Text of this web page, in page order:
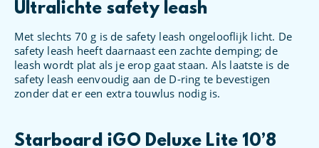
Ultralichte safety leash
Met slechts 70 g is de safety leash ongelooflijk licht. De
safety leash heeft daarnaast een zachte demping; de
leash wordt plat als je erop gaat staan. Als laatste is de
safety leash eenvoudig aan de D-ring te bevestigen
zonder dat er een extra touwlus nodig is.
Starboard iGO Deluxe Lite 10’8